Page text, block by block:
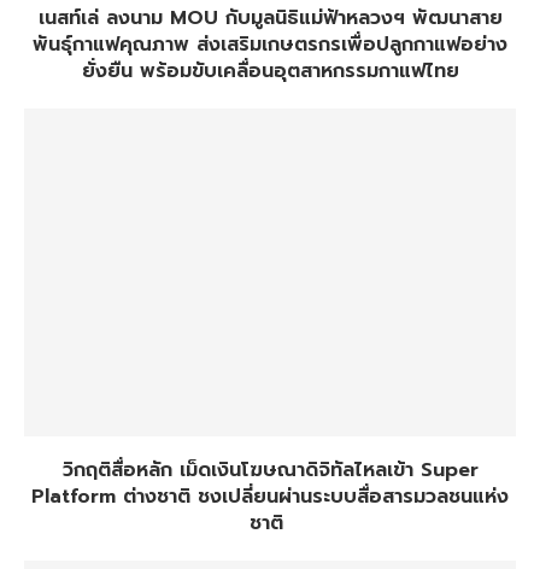
เนสท์เล่ ลงนาม MOU กับมูลนิธิแม่ฟ้าหลวงฯ พัฒนาสาย
พันธุ์กาแฟคุณภาพ ส่งเสริมเกษตรกรเพื่อปลูกกาแฟอย่าง
ยั่งยืน พร้อมขับเคลื่อนอุตสาหกรรมกาแฟไทย
วิกฤติสื่อหลัก เม็ดเงินโฆษณาดิจิทัลไหลเข้า Super
Platform ต่างชาติ ชงเปลี่ยนผ่านระบบสื่อสารมวลชนแห่ง
ชาติ